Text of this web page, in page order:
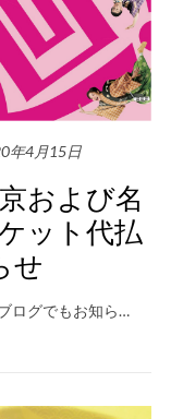
年4月15日
および名
ット代払
せ
ログでもお知ら…